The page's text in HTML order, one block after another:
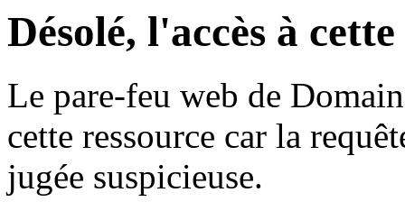
Désolé, l'accès à
Le pare-feu web de
cette ressource car la
jugée suspicieuse.